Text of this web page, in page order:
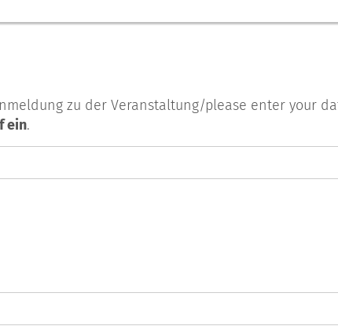
zu der Veranstaltung/please enter your
ein.